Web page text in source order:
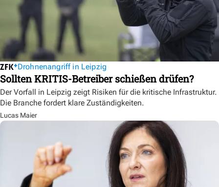
Drohnenangriff in Leipzig
Sollten KRITIS-Betreiber schießen drüfen?
Der Vorfall in Leipzig zeigt Risiken für die kritische Infrastruktur.
Die Branche fordert klare Zuständigkeiten.
Lucas Maier